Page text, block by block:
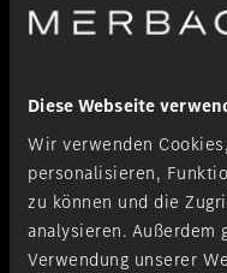
Diese Webseite
Wir verwenden
personalisieren,
zu können und die
analysieren.
Verwendung unserer
warten lassen.
Weitere Informationen